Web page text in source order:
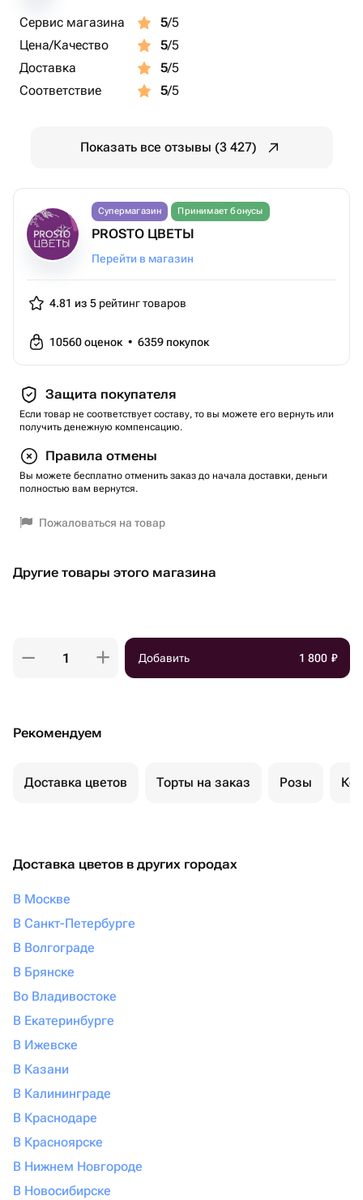
Сервис магазина 5/5
Цена/Качество
5/5
Доставка
5/5
Соответствие
5/5
Показать все отзывы (3 427)
Супермагазин Принимает бонусы
PROSTO ЦВЕТЫ
Перейти в магазин
4.81 из 5 рейтинг товаров
10560оценок • 6359 покупок
Защита покупателя
Если товар не соответствует составу, то вы можете его вернуть или
получить денежную компенсацию.
Правила отмены
Вы можете бесплатно отменить заказ до начала доставки, деньги
полностью вам вернутся.
Пожаловаться на товар
Другие товары этого магазина
Добавить 1 800 ₽
Рекомендуем
Доставка цветов Торты на заказ Розы
Доставка цветов в других городах
В Москве
В Санкт-Петербурге
В Волгограде
В Брянске
Во Владивостоке
В Екатеринбурге
В Ижевске
В Казани
В Калининграде
В Краснодаре
В Красноярске
В Нижнем Новгороде
В Новосибирске